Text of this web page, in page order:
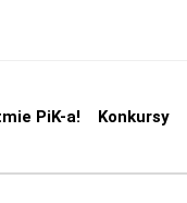
PiK-a! Konkursy